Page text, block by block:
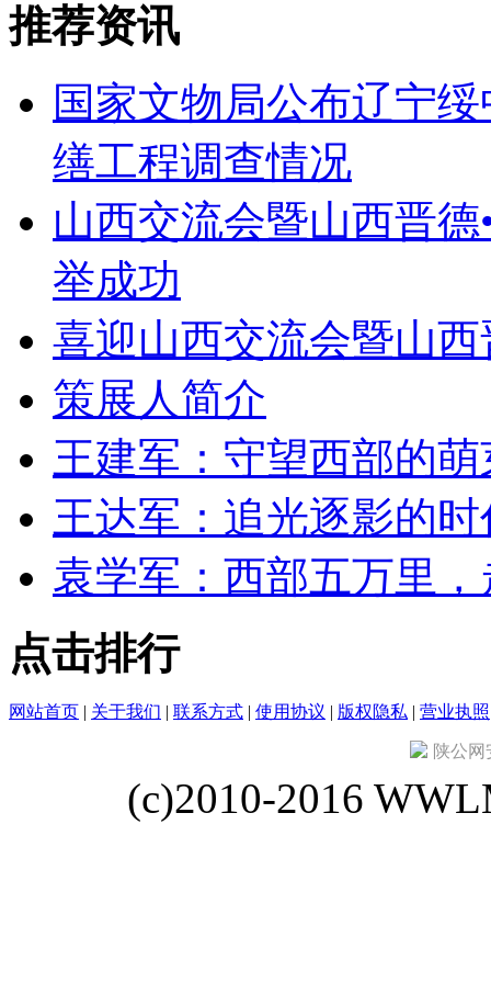
推荐资讯
国家文物局公布辽宁
缮工程调查情况
山西交流会暨山西晋
举成功
喜迎山西交流会暨山
策展人简介
王建军：守望西部的萌
王达军：追光逐影的时
袁学军：西部五万里
点击排行
网站首页 | 关于我们 | 联系方式 | 使用协议 | 版权隐私 | 营业执照
陕公网
(c)2010-2016